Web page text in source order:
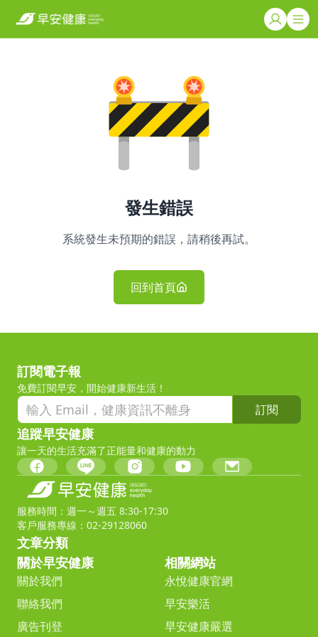
發生錯誤
系統發生未預期的錯誤，請稍後再試。
回到首頁
訂閱電子報
免費訂閱早安，開始健康新生活！
訂閱
追蹤早安健康
讓一天的生活充滿了正能量和健康的動力
服務時間：週一～週五 8:30-17:30
客戶服務專線：02-29128060
文章分類
關於早安健康
關於我們
聯絡我們
廣告刊登
相關網站
永悅健康官網
早安樂活
早安健康嚴選